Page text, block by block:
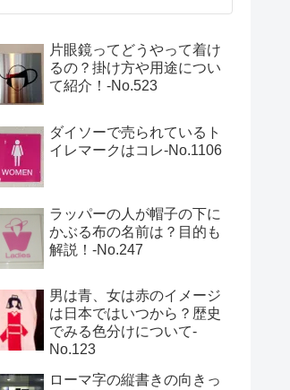
片眼鏡ってどうやって着け
るの？掛け方や用途につい
て紹介！‐No.523
ダイソーで売られているト
イレマークはコレ-No.1106
ラッパーの人が帽子の下に
かぶる布の名前は？目的も
解説！‐No.247
男は青、女は赤のイメージ
は日本ではいつから？歴史
でみる色分けについて-
No.123
ローマ字の縦書きの向きっ